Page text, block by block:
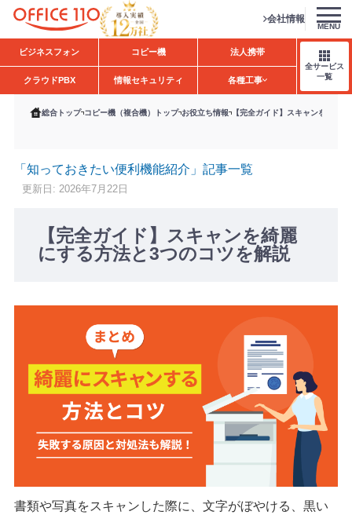
H
o
会社情報
MENU
ビジネスフォン コピー機 法人携帯
クラウドPBX 情報セキュリティ 各種工事
全サービス
一覧
総合トップ コピー機（複合機）トップ お役立ち情報 【完全ガイド】スキャンを綺麗
「知っておきたい便利機能紹介」記事一覧
更新日: 2026年7月22日
【完全ガイド】スキャンを綺麗
にする方法と3つのコツを解説
書類や写真をスキャンした際に、文字がぼやける、黒い